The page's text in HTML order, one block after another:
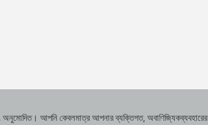
অনুমোদিত। আপনি কেবলমাত্র আপনার ব্যক্তিগত, অবাণিজ্যিকব্যবহারের